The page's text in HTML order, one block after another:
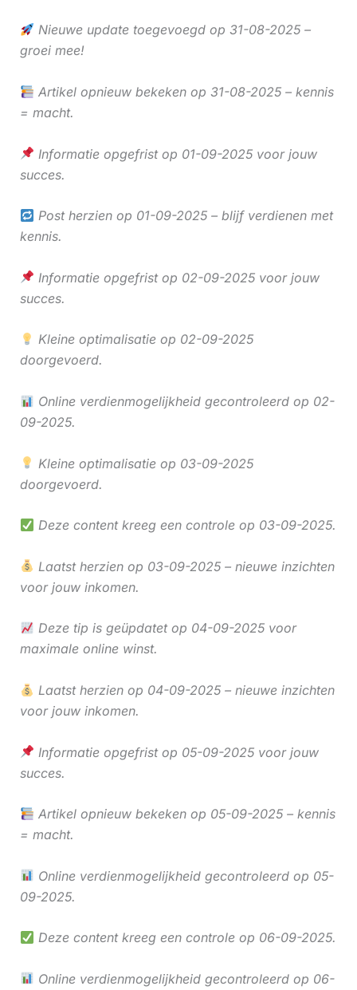
Nieuwe update toegevoegd op 31-08-2025 –
groei mee!
Artikel opnieuw bekeken op 31-08-2025 – kennis
= macht.
Informatie opgefrist op 01-09-2025 voor jouw
succes.
Post herzien op 01-09-2025 – blijf verdienen met
kennis.
Informatie opgefrist op 02-09-2025 voor jouw
succes.
Kleine optimalisatie op 02-09-2025
doorgevoerd.
Online verdienmogelijkheid gecontroleerd op 02-
09-2025.
Kleine optimalisatie op 03-09-2025
doorgevoerd.
Deze content kreeg een controle op 03-09-2025.
Laatst herzien op 03-09-2025 – nieuwe inzichten
voor jouw inkomen.
Deze tip is geüpdatet op 04-09-2025 voor
maximale online winst.
Laatst herzien op 04-09-2025 – nieuwe inzichten
voor jouw inkomen.
Informatie opgefrist op 05-09-2025 voor jouw
succes.
Artikel opnieuw bekeken op 05-09-2025 – kennis
= macht.
Online verdienmogelijkheid gecontroleerd op 05-
09-2025.
Deze content kreeg een controle op 06-09-2025.
Online verdienmogelijkheid gecontroleerd op 06-